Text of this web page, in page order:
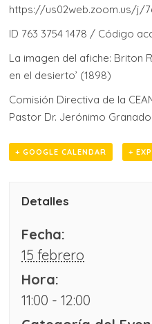
https://us02web.zoom.us/j/
ID 763 3754 1478 / Código
La imagen del afiche: Briton
en el desierto’ (1898)
Comisión Directiva de la
Pastor Dr. Jerónimo
+ GOOGLE CALENDAR +
Detalles
Fecha:
15 febrero
Hora:
11:00 - 12:00